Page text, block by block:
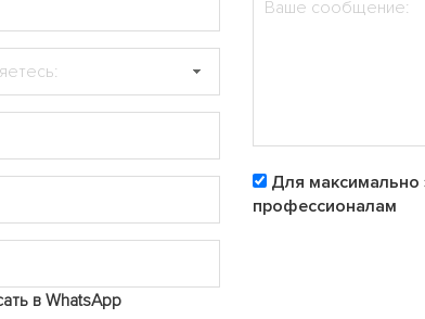
в WhatsApp
Для максимально
профессионалам